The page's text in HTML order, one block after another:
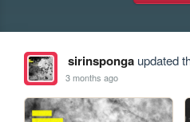
sirinspongaupdated
3 months ago